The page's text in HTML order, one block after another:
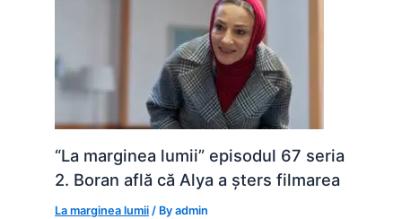
“La marginea lumii” episodul 67 seria
2. Boran află că Alya a șters filmarea
La marginea lumii / Byadmin